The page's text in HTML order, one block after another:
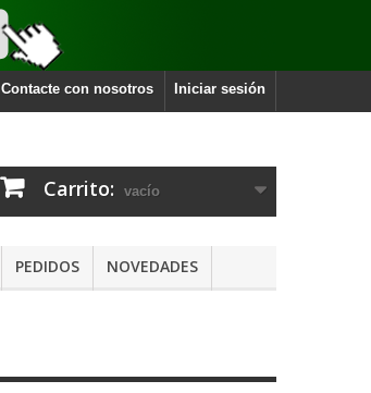
Iniciar sesión
Contacte con nosotros
Carrito: vacío
PEDIDOS NOVEDADES